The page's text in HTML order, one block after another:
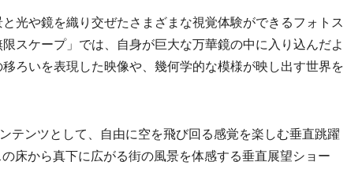
光や鏡を織り交ぜたさまざまな視覚体験ができるフォトス
スケープ」では、自身が巨大な万華鏡の中に入り込んだよ
ろいを表現した映像や、幾何学的な模様が映し出す世界を
テンツとして、自由に空を飛び回る感覚を楽しむ垂直跳躍
床から真下に広がる街の風景を体感する垂直展望ショー